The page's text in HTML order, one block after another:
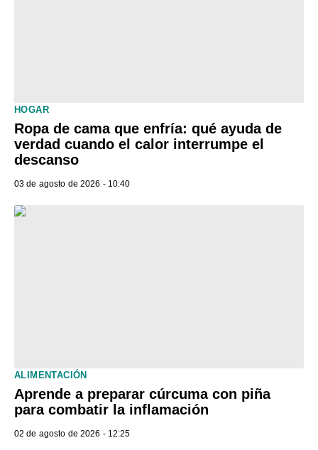
HOGAR
Ropa de cama que enfría: qué ayuda de
verdad cuando el calor interrumpe el
descanso
03 de agosto de 2026 - 10:40
ALIMENTACIÓN
Aprende a preparar cúrcuma con piña
para combatir la inflamación
02 de agosto de 2026 - 12:25